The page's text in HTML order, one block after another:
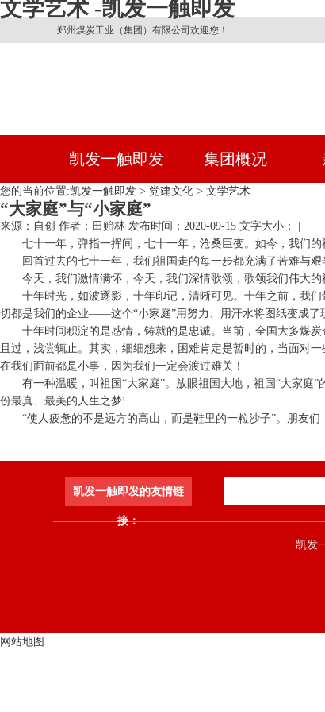
文学艺术 -凯发一触即发
郑州煤炭工业（集团）有限公司欢迎您！
凯发一触即发 集团概况
您的当前位置:凯发一触即发 > 党建文化 > 文学艺术
“大家庭”与“小家庭”
来源：自创 作者：田贻林 发布时间：2020-09-15 文字大小： |
七十一年，弹指一挥间，七十一年，沧桑巨变。如今，我们
回首过去的七十一年，我们祖国走的每一步都充满了苦难与
今天，我们激情满怀，今天，我们深情歌颂，歌颂我们伟大
十年时光，如波逐影，十年印记，清晰可见。十年之前，我
切都是我们的企业——这个“小家庭”用努力、用汗水将图纸变成了
十年时间积淀的是感情，铸就的是忠诚。当前，全国大多煤
且过，浅尝辄止。其实，细细想来，困难肯定是暂时的，当面对
在我们面前都是小事，因为我们一定会渡过难关！
有一种温暖，叫祖国“大家庭”。放眼祖国大地，祖国“大家庭
份最真、最美的人生之梦!
“使人疲惫的不是远方的高山，而是鞋里的一粒沙子”。朋友
凯发一触即发的友情链
接：
凯发
网站地图